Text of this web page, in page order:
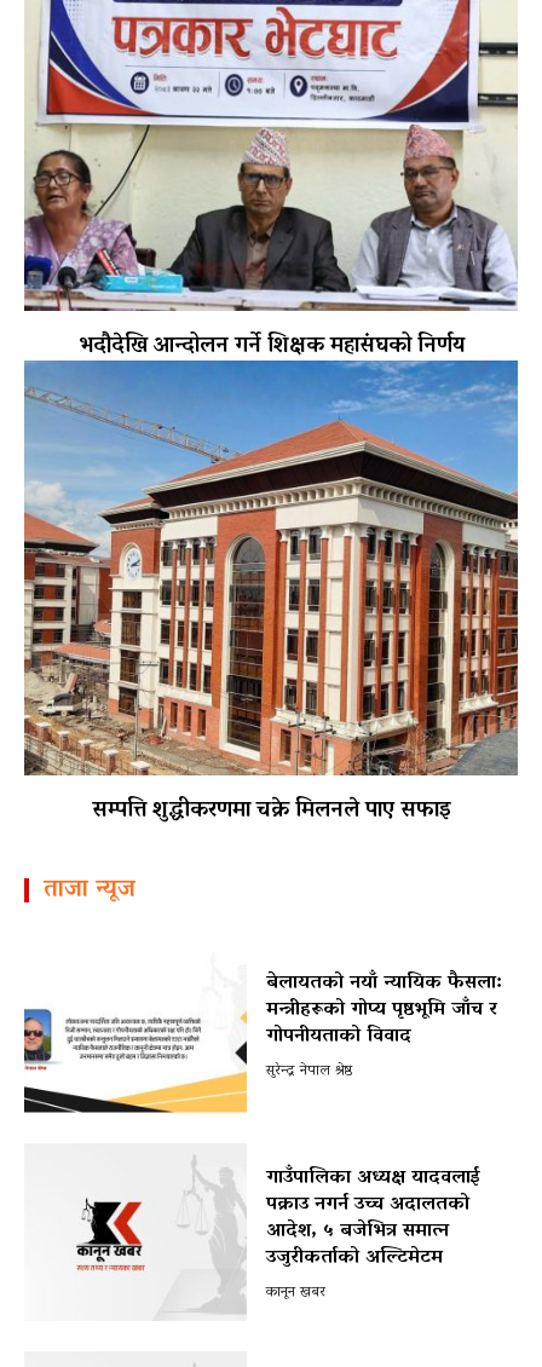
भदौदेखि आन्दोलन गर्ने शिक्षक महासंघको निर्णय
सम्पत्ति शुद्धीकरणमा चक्रे मिलनले पाए सफाइ
ताजा न्यूज
बेलायतको नयाँ न्यायिक फैसला:
मन्त्रीहरूको गोप्य पृष्ठभूमि जाँच र
गोपनीयताको विवाद
सुरेन्द्र नेपाल श्रेष्ठ
गाउँपालिका अध्यक्ष यादवलाई
पक्राउ नगर्न उच्च अदालतको
आदेश, ५ बजेभित्र समात्न
उजुरीकर्ताको अल्टिमेटम
कानून खबर